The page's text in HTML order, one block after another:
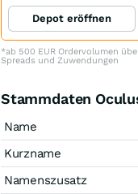
Depot eröffnen
*ab 500 EUR Ordervolumen
Spreads und Zuwendungen
Stammdaten
Name
Kurzname
Namenszusatz